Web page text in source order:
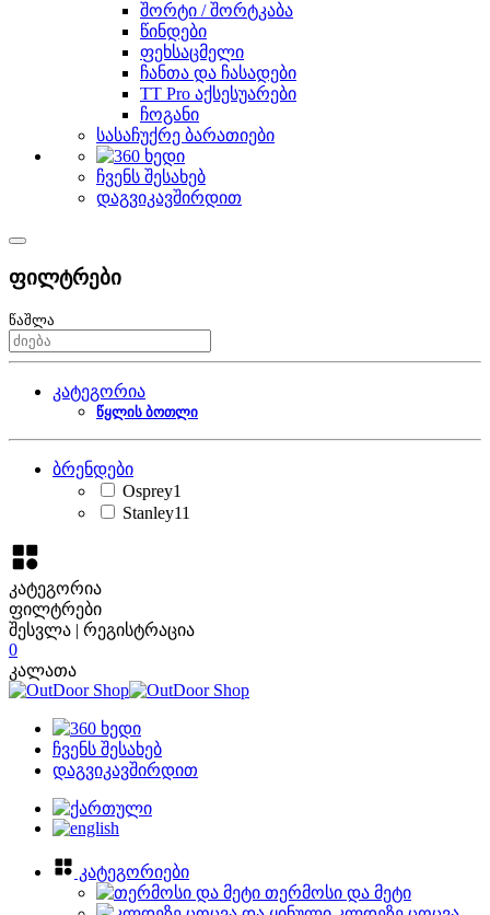
შორტი / შორტკაბა
წინდები
ფეხსაცმელი
ჩანთა და ჩასადები
TT Pro აქსესუარები
ჩოგანი
სასაჩუქრე ბარათიები
ჩვენს შესახებ
დაგვიკავშირდით
ფილტრები
წაშლა
კატეგორია
წყლის ბოთლი
ბრენდები
Osprey1
Stanley11
კატეგორია
ფილტრები
შესვლა | რეგისტრაცია
0
კალათა
ჩვენს შესახებ
დაგვიკავშირდით
კატეგორიები
თერმოსი და მეტი